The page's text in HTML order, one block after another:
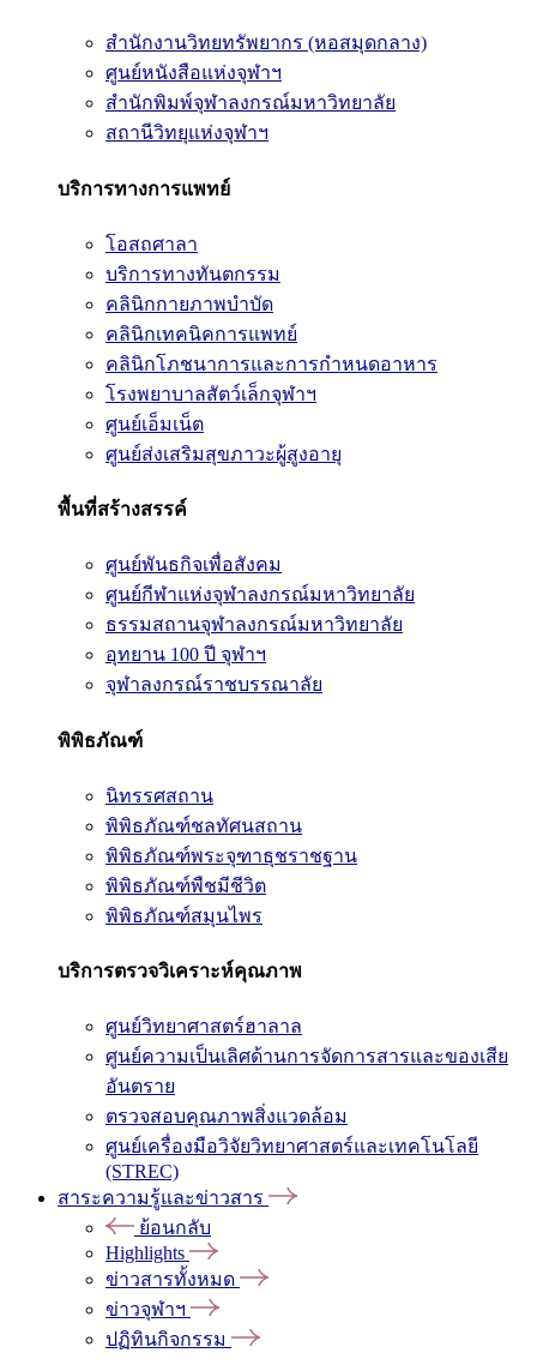
สำนักงานวิทยทรัพยากร (หอสมุดกลาง)
ศูนย์หนังสือแห่งจุฬาฯ
สำนักพิมพ์จุฬาลงกรณ์มหาวิทยาลัย
สถานีวิทยุแห่งจุฬาฯ
บริการทางการแพทย์
โอสถศาลา
บริการทางทันตกรรม
คลินิกกายภาพบำบัด
คลินิกเทคนิคการแพทย์
คลินิกโภชนาการและการกำหนดอาหาร
โรงพยาบาลสัตว์เล็กจุฬาฯ
ศูนย์เอ็มเน็ต
ศูนย์ส่งเสริมสุขภาวะผู้สูงอายุ
พื้นที่สร้างสรรค์
ศูนย์พันธกิจเพื่อสังคม
ศูนย์กีฬาแห่งจุฬาลงกรณ์มหาวิทยาลัย
ธรรมสถานจุฬาลงกรณ์มหาวิทยาลัย
อุทยาน 100 ปี จุฬาฯ
จุฬาลงกรณ์ราชบรรณาลัย
พิพิธภัณฑ์
นิทรรศสถาน
พิพิธภัณฑ์ชลทัศนสถาน
พิพิธภัณฑ์พระจุฑาธุชราชฐาน
พิพิธภัณฑ์พืชมีชีวิต
พิพิธภัณฑ์สมุนไพร
บริการตรวจวิเคราะห์คุณภาพ
ศูนย์วิทยาศาสตร์ฮาลาล
ศูนย์ความเป็นเลิศด้านการจัดการสารและของเสีย
อันตราย
ตรวจสอบคุณภาพสิ่งแวดล้อม
ศูนย์เครื่องมือวิจัยวิทยาศาสตร์และเทคโนโลยี
(STREC)
สาระความรู้และข่าวสาร
ย้อนกลับ
Highlights
ข่าวสารทั้งหมด
ข่าวจุฬาฯ
ปฏิทินกิจกรรม